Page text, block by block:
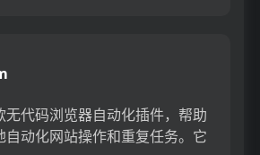
代码浏览器自动化插件，帮助
自动化网站操作和重复任务。它